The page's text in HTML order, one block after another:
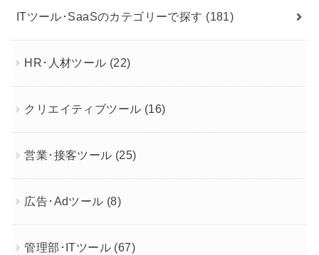
ITツール･SaaSのカテゴリーで探す (181)
HR･人材ツール (22)
クリエイティブツール (16)
営業･接客ツール (25)
広告･Adツール (8)
管理部･ITツール (67)